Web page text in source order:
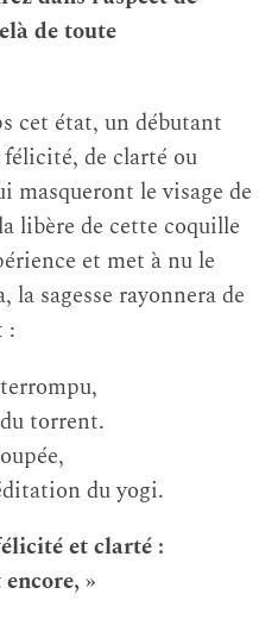
de toute
cet état, un débutant
félicité, de clarté ou
masqueront le visage de
libère de cette coquille
et met à nu le
sagesse rayonnera de
:
torrent.
du yogi.
et clarté :
»